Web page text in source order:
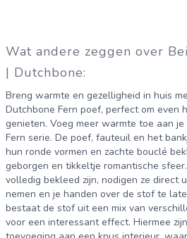
Wat andere zeggen over
| Dutchbone:
Breng warmte en gezelligheid in huis
Dutchbone Fern poef, perfect om even
genieten. Voeg meer warmte toe aan
Fern serie. De poef, fauteuil en het
hun ronde vormen en zachte bouclé
geborgen en tikkeltje romantische
volledig bekleed zijn, nodigen ze direct
nemen en je handen over de stof te
bestaat de stof uit een mix van
voor een interessant effect. Hiermee